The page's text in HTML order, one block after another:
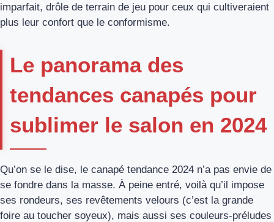
imparfait, drôle de terrain de jeu pour ceux qui cultiveraient
plus leur confort que le conformisme.
Le panorama des
tendances canapés pour
sublimer le salon en 2024
Qu’on se le dise, le canapé tendance 2024 n’a pas envie de
se fondre dans la masse. À peine entré, voilà qu’il impose
ses rondeurs, ses revêtements velours (c’est la grande
foire au toucher soyeux), mais aussi ses couleurs-préludes